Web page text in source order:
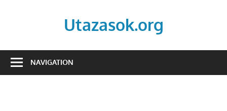
Utazasok.org
NAVIGATION